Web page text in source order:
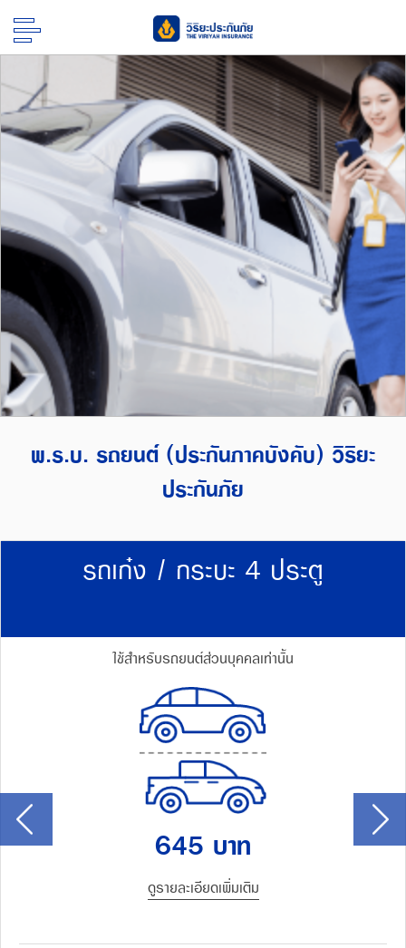
พ.ร.บ. รถยนต์ (ประกันภาคบังคับ) วิริยะ
ประกันภัย
รถเก๋ง / กระบะ 4 ประตู
ใช้สำหรับรถยนต์ส่วนบุคคลเท่านั้น
645 บาท
ดูรายละเอียดเพิ่มเติม